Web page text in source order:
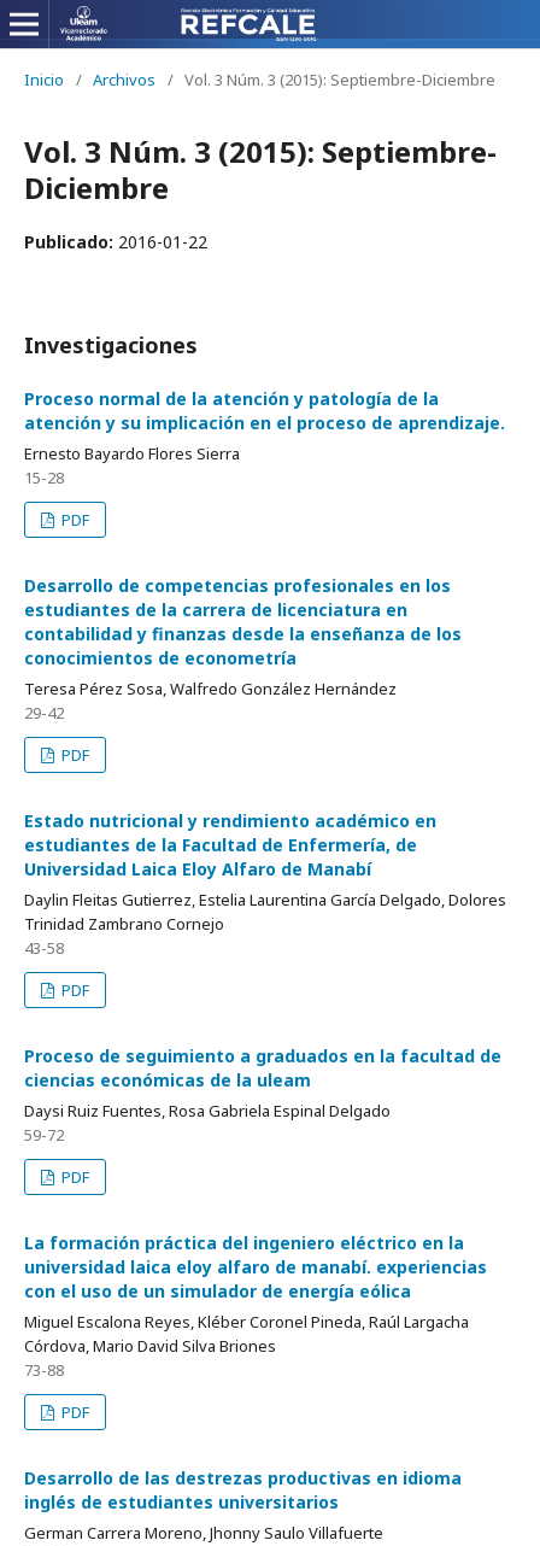
Inicio / Archivos / Vol. 3 Núm. 3 (2015): Septiembre-Diciembre
Vol. 3 Núm. 3 (2015): Septiembre-
Diciembre
Publicado: 2016-01-22
Investigaciones
Proceso normal de la atención y patología de la
atención y su implicación en el proceso de aprendizaje.
Ernesto Bayardo Flores Sierra
15-28
PDF
Desarrollo de competencias profesionales en los
estudiantes de la carrera de licenciatura en
contabilidad y finanzas desde la enseñanza de los
conocimientos de econometría
Teresa Pérez Sosa, Walfredo González Hernández
29-42
PDF
Estado nutricional y rendimiento académico en
estudiantes de la Facultad de Enfermería, de
Universidad Laica Eloy Alfaro de Manabí
Daylin Fleitas Gutierrez, Estelia Laurentina García Delgado, Dolores
Trinidad Zambrano Cornejo
43-58
PDF
Proceso de seguimiento a graduados en la facultad de
ciencias económicas de la uleam
Daysi Ruiz Fuentes, Rosa Gabriela Espinal Delgado
59-72
PDF
La formación práctica del ingeniero eléctrico en la
universidad laica eloy alfaro de manabí. experiencias
con el uso de un simulador de energía eólica
Miguel Escalona Reyes, Kléber Coronel Pineda, Raúl Largacha
Córdova, Mario David Silva Briones
73-88
PDF
Desarrollo de las destrezas productivas en idioma
inglés de estudiantes universitarios
German Carrera Moreno, Jhonny Saulo Villafuerte